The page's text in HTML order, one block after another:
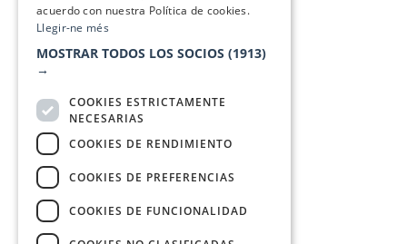
acuerdo con nuestra Política de cookies.
Llegir-ne més
MOSTRAR TODOS LOS SOCIOS (1913)
→
COOKIES ESTRICTAMENTE
NECESARIAS
COOKIES DE RENDIMIENTO
COOKIES DE PREFERENCIAS
COOKIES DE FUNCIONALIDAD